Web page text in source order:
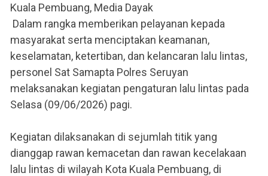
Kuala Pembuang, Media Dayak
Dalam rangka memberikan pelayanan kepada
masyarakat serta menciptakan keamanan,
keselamatan, ketertiban, dan kelancaran lalu lintas,
personel Sat Samapta Polres Seruyan
melaksanakan kegiatan pengaturan lalu lintas pada
Selasa (09/06/2026) pagi.
Kegiatan dilaksanakan di sejumlah titik yang
dianggap rawan kemacetan dan rawan kecelakaan
lalu lintas di wilayah Kota Kuala Pembuang, di